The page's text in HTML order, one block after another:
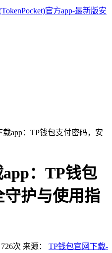
载app：TP钱包支付密码，安
：TP钱包
护与使用指
726次 来源： TP钱包官网下载-